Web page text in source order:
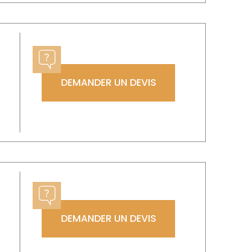
DEMANDER UN DEVIS
DEMANDER UN DEVIS